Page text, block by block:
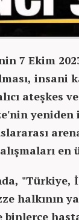
7 Ekim
insani
ateşkes
en
"Türkiye,
halkının
binlerce